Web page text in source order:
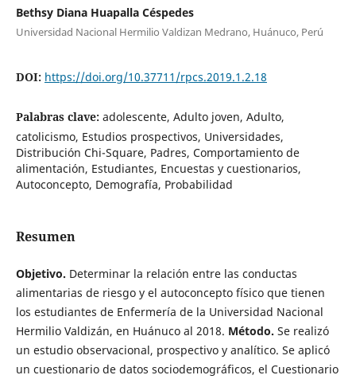
Bethsy Diana Huapalla Céspedes
Universidad Nacional Hermilio Valdizan Medrano, Huánuco, Perú
DOI: https://doi.org/10.37711/rpcs.2019.1.2.18
Palabras clave: adolescente, Adulto joven, Adulto,
catolicismo, Estudios prospectivos, Universidades,
Distribución Chi-Square, Padres, Comportamiento de
alimentación, Estudiantes, Encuestas y cuestionarios,
Autoconcepto, Demografía, Probabilidad
Resumen
Objetivo. Determinar la relación entre las conductas
alimentarias de riesgo y el autoconcepto físico que tienen
los estudiantes de Enfermería de la Universidad Nacional
Hermilio Valdizán, en Huánuco al 2018. Método. Se realizó
un estudio observacional, prospectivo y analítico. Se aplicó
un cuestionario de datos sociodemográficos, el Cuestionario